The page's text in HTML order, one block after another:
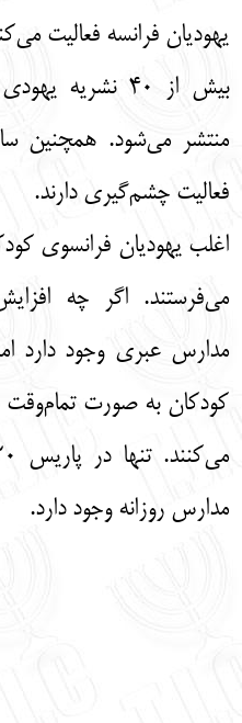
یهودیان فرانسه فعالیت
بیش از 40
منتشر می‌شود. همچنین
فعالیت چشم‌گیری دارند.
اغلب یهودیان فرانسوی
می‌فرستند. اگر چه
کودکان به صورت
مدارس روزانه وجود دارد.